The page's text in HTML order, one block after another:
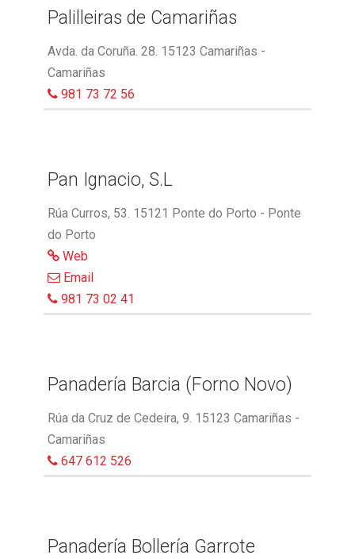
Palilleiras de Camariñas
Avda. da Coruña. 28. 15123 Camariñas -
Camariñas
981 73 72 56
Pan Ignacio, S.L
Rúa Curros, 53. 15121 Ponte do Porto - Ponte
do Porto
Web
Email
981 73 02 41
Panadería Barcia (Forno Novo)
Rúa da Cruz de Cedeira, 9. 15123 Camariñas -
Camariñas
647 612 526
Panadería Bollería Garrote